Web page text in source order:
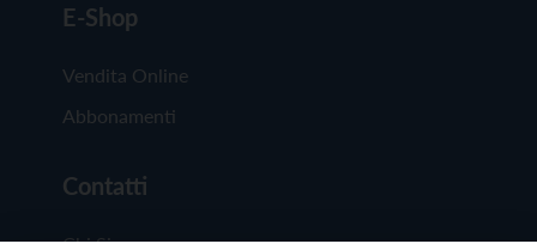
E-Shop
Vendita Online
Abbonamenti
Contatti
Chi Siamo